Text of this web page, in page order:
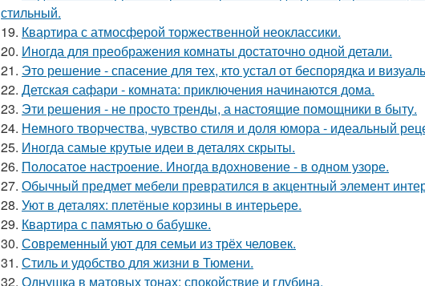
стильный.
19. Квартира с атмосферой торжественной неоклассики.
20. Иногда для преображения комнаты достаточно одной детали.
21. Это решение - спасение для тех, кто устал от беспорядка и
22. Детская сафари - комната: приключения начинаются дома.
23. Эти решения - не просто тренды, а настоящие помощники в быту.
24. Немного творчества, чувство стиля и доля юмора - идеальный
25. Иногда самые крутые идеи в деталях скрыты.
26. Полосатое настроение. Иногда вдохновение - в одном узоре.
27. Обычный предмет мебели превратился в акцентный элемент
28. Уют в деталях: плетёные корзины в интерьере.
29. Квартира с памятью о бабушке.
30. Современный уют для семьи из трёх человек.
31. Стиль и удобство для жизни в Тюмени.
32. Однушка в матовых тонах: спокойствие и глубина.